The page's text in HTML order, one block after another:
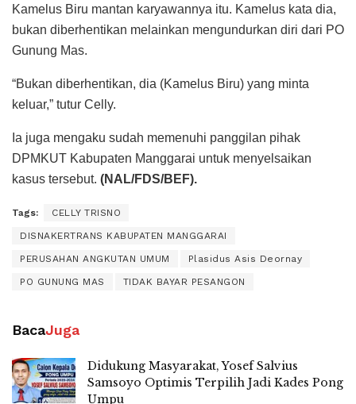
Kamelus Biru mantan karyawannya itu. Kamelus kata dia,
bukan diberhentikan melainkan mengundurkan diri dari PO
Gunung Mas.
“Bukan diberhentikan, dia (Kamelus Biru) yang minta
keluar,” tutur Celly.
Ia juga mengaku sudah memenuhi panggilan pihak
DPMKUT Kabupaten Manggarai untuk menyelsaikan
kasus tersebut. (NAL/FDS/BEF).
Tags: CELLY TRISNO
DISNAKERTRANS KABUPATEN MANGGARAI
PERUSAHAN ANGKUTAN UMUM Plasidus Asis Deornay
PO GUNUNG MAS TIDAK BAYAR PESANGON
BacaJuga
Didukung Masyarakat, Yosef Salvius
Samsoyo Optimis Terpilih Jadi Kades Pong
Umpu